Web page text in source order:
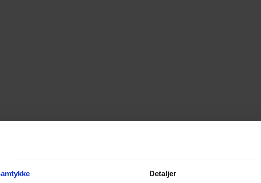
Detaljer